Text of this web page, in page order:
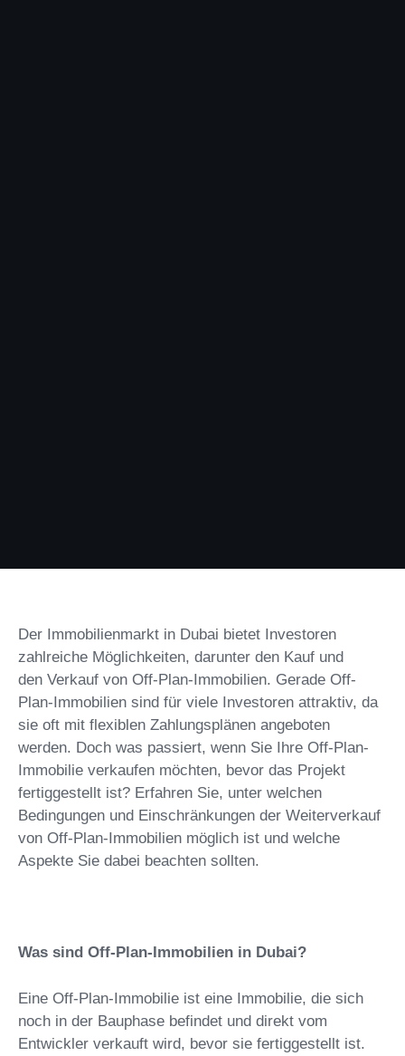
Der Immobilienmarkt in Dubai bietet Investoren
zahlreiche Möglichkeiten, darunter den Kauf und
den Verkauf von Off-Plan-Immobilien. Gerade Off-
Plan-Immobilien sind für viele Investoren attraktiv, da
sie oft mit flexiblen Zahlungsplänen angeboten
werden. Doch was passiert, wenn Sie Ihre Off-Plan-
Immobilie verkaufen möchten, bevor das Projekt
fertiggestellt ist? Erfahren Sie, unter welchen
Bedingungen und Einschränkungen der Weiterverkauf
von Off-Plan-Immobilien möglich ist und welche
Aspekte Sie dabei beachten sollten.
Was sind Off-Plan-Immobilien in Dubai?
Eine Off-Plan-Immobilie ist eine Immobilie, die sich
noch in der Bauphase befindet und direkt vom
Entwickler verkauft wird, bevor sie fertiggestellt ist.